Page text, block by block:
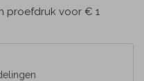
proefdruk voor € 1